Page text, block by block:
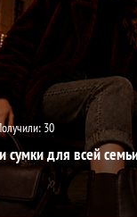
30
сумки для всей